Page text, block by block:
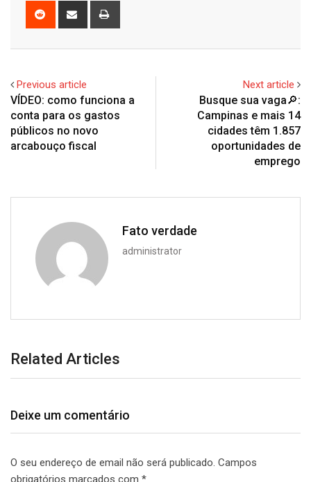
Reddit
Share
Previous article
VÍDEO: como funciona a
conta para os gastos
públicos no novo
arcabouço fiscal
Next article
Busque sua vaga🔎:
Campinas e mais 14
cidades têm 1.857
oportunidades de
emprego
Fato verdade
administrator
Related Articles
Deixe um comentário
O seu endereço de email não será publicado. Campos
obrigatórios marcados com *